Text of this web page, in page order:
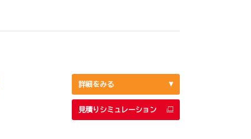
詳細をみる
見積りシミュレーション